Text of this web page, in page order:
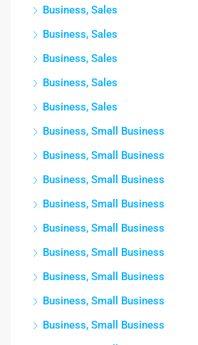
Business, Sales
Business, Sales
Business, Sales
Business, Sales
Business, Sales
Business, Small Business
Business, Small Business
Business, Small Business
Business, Small Business
Business, Small Business
Business, Small Business
Business, Small Business
Business, Small Business
Business, Small Business